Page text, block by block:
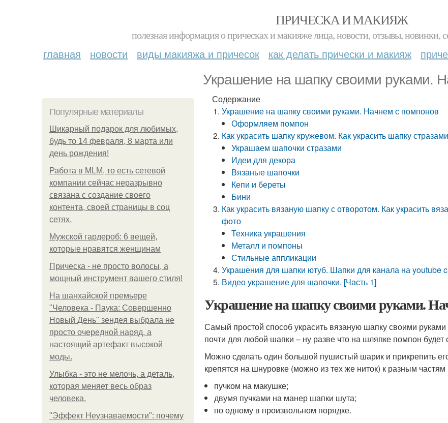
ПРИЧЕСКА И МАКИЯЖ
полезная информация о прическах и макияже лица, новости, отзывы, новинки,
главная новости виды макияжа и причесок как делать прически и макияж
Украшение на шапку своими руками.
Популярные материалы
Шикарный подарок для любимых,
будь то 14 февраля, 8 марта или
день рождения!
Работа в MLM, то есть сетевой
компании сейчас неразрывно
связана с создание своего
контента, своей страницы в соц
сетях.
Мужской гардероб: 6 вещей,
которые нравятся женщинам
Прическа - не просто волосы, а
мощный инструмент вашего стиля!
На шанхайской премьере
"Человека - Паука: Совершенно
Новый День" зендея выбрала не
просто очередной наряд, а
настоящий артефакт высокой
моды.
Улыбка - это не мелочь, а деталь,
которая меняет весь образ
человека.
"Эффект Неузнаваемости": почему
Содержание
Украшение на шапку своими руками. Начнем с помпонов
Оформляем помпон
Как украсить шапку кружевом. Как украсить шапку
Украшаем шапочки стразами
Идеи для декора
Вязаные шапочки
Кепи и береты
Бини
Как украсить вязаную шапку с отворотом. Как украсить
фото
Техника украшения
Металл и помпоны
Стильные аппликации
Украшения для шапки ютуб. Шапки для канала на youtube
Видео украшение для шапочки. [Часть 1]
Украшение на шапку своими руками.
Самый простой способ украсить вязаную шапку своими
почти для любой шапки – ну разве что на шляпке помпон будет
Можно сделать один большой пушистый шарик и прикрепить
крепятся на шнуровке (можно из тех же ниток) к разным
пучком на макушке;
двумя пучками на манер шапки шута;
по одному в произвольном порядке.